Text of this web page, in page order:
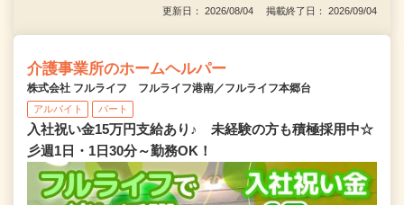
更新日： 2026/08/04 掲載終了日： 2026/09/04
介護事業所のホームヘルパー
株式会社 フルライフ フルライフ港南／フルライフ本郷台
アルバイト パート
入社祝い金15万円支給あり♪ 未経験の方も積極採用中☆
彡週1日・1日30分～勤務OK！